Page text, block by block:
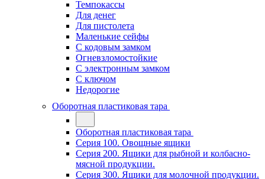
Темпокассы
Для денег
Для пистолета
Маленькие сейфы
С кодовым замком
Огневзломостойкие
С электронным замком
С ключом
Недорогие
Оборотная пластиковая тара
Оборотная пластиковая тара
Серия 100. Овощные ящики
Серия 200. Ящики для рыбной и колбасно-
мясной продукции.
Серия 300. Ящики для молочной продукции.